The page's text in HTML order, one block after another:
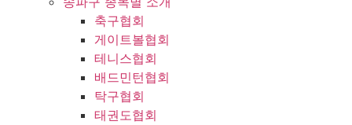
축구협회
게이트볼협회
테니스협회
배드민턴협회
탁구협회
태권도협회